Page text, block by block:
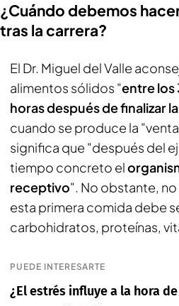
¿Cuándo debemos
tras la carrera?
El Dr. Miguel del Valle
alimentos sólidos "entre los
horas después de finalizar
cuando se produce la
significa que "después del
tiempo concreto el
receptivo". No obstante,
esta primera comida debe
carbohidratos, proteínas,
PUEDE INTERESARTE
¿El estrés influye a la hora